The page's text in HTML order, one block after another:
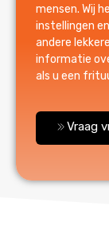
mensen. Wij
instellingen
andere
informatie
als u een
Vraag